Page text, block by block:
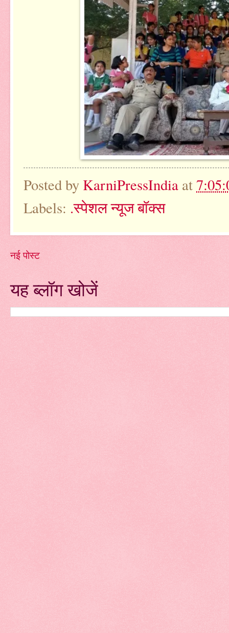
Posted by KarniPressIndia at
Labels: .स्पेशल न्यूज बॉक्स
नई पोस्ट
यह ब्लॉग खोजें